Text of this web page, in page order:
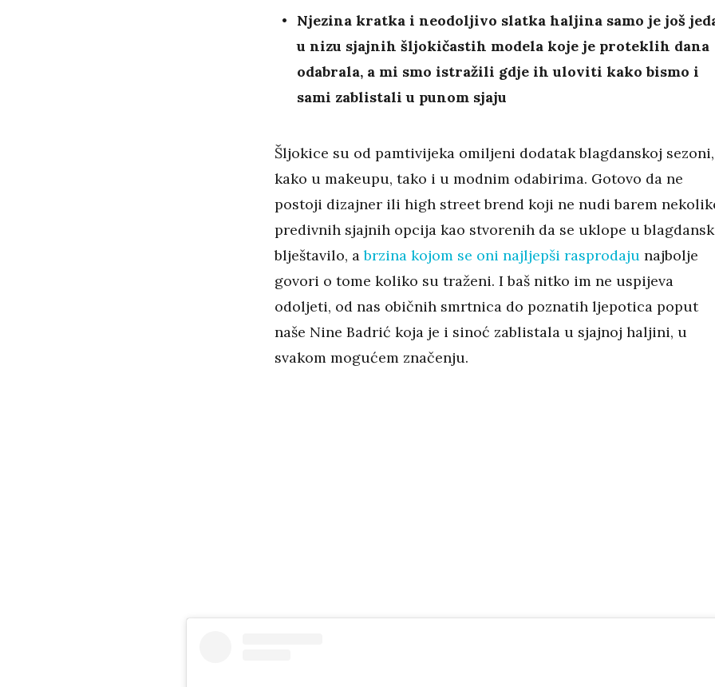
Njezina kratka i neodoljivo slatka haljina samo je još
u nizu sjajnih šljokičastih modela koje je proteklih dana
odabrala, a mi smo istražili gdje ih uloviti kako bismo i
sami zablistali u punom sjaju
Šljokice su od pamtivijeka omiljeni dodatak blagdanskoj sezoni,
kako u makeupu, tako i u modnim odabirima. Gotovo da ne
postoji dizajner ili high street brend koji ne nudi barem
predivnih sjajnih opcija kao stvorenih da se uklope u
blještavilo, abrzina kojom se oni najljepši rasprodaju najbolje
govori o tome koliko su traženi. I baš nitko im ne uspijeva
odoljeti, od nas običnih smrtnica do poznatih ljepotica poput
naše Nine Badrić koja je i sinoć zablistala u sjajnoj haljini, u
svakom mogućem značenju.